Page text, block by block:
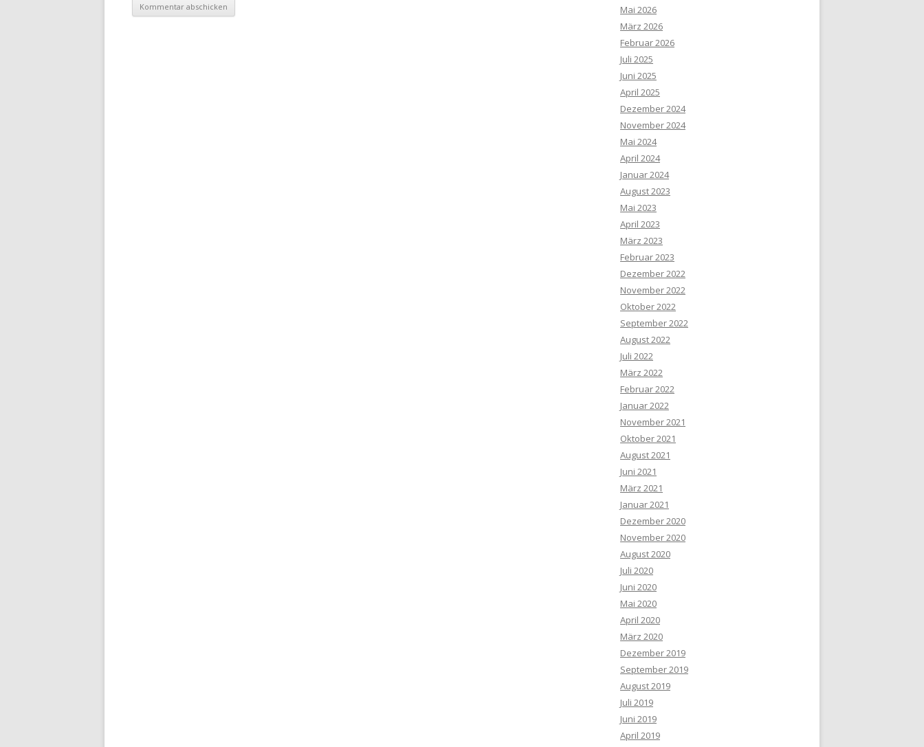
Mai 2026
März 2026
Februar 2026
Juli 2025
Juni 2025
April 2025
Dezember 2024
November 2024
Mai 2024
April 2024
Januar 2024
August 2023
Mai 2023
April 2023
März 2023
Februar 2023
Dezember 2022
November 2022
Oktober 2022
September 2022
August 2022
Juli 2022
März 2022
Februar 2022
Januar 2022
November 2021
Oktober 2021
August 2021
Juni 2021
März 2021
Januar 2021
Dezember 2020
November 2020
August 2020
Juli 2020
Juni 2020
Mai 2020
April 2020
März 2020
Dezember 2019
September 2019
August 2019
Juli 2019
Juni 2019
April 2019